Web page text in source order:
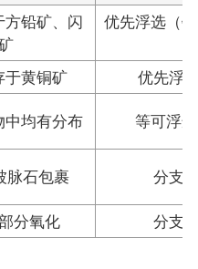
铅矿、闪
优先浮选（
于黄铜矿
优先浮
中均有分布 等可浮
脉石包裹 分支
分氧化 分支